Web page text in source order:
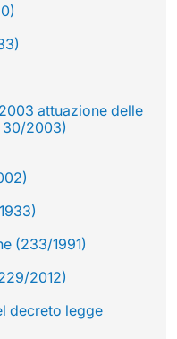
attuazione delle
30/2003)
(233/1991)
2012)
decreto legge